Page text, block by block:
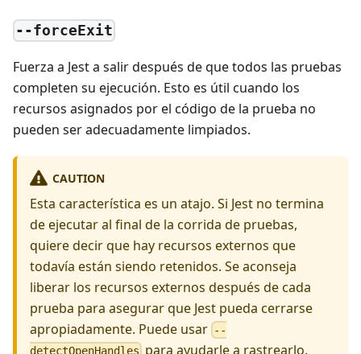
--forceExit
Fuerza a Jest a salir después de que todos las pruebas
completen su ejecución. Esto es útil cuando los
recursos asignados por el código de la prueba no
pueden ser adecuadamente limpiados.
CAUTION
Esta característica es un atajo. Si Jest no termina
de ejecutar al final de la corrida de pruebas,
quiere decir que hay recursos externos que
todavía están siendo retenidos. Se aconseja
liberar los recursos externos después de cada
prueba para asegurar que Jest pueda cerrarse
apropiadamente. Puede usar --
detectOpenHandles para ayudarle a rastrearlo.